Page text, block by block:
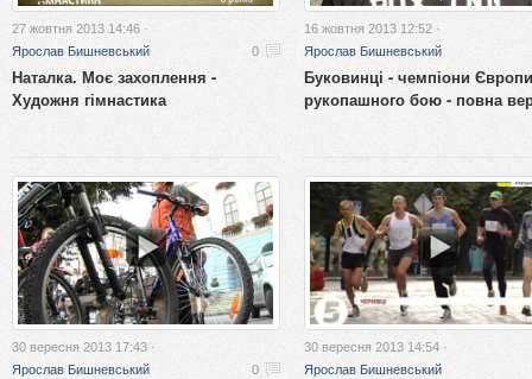
27 жовтня 2013 14:46 ·
Ярослав Бишневський
0
Наталка. Моє захоплення -
Художня гімнастика
16 жовтня 2013 12:52 ·
Ярослав Бишневський
Буковинці - чемпіони
рукопашного бою - повна
30 вересня 2013 17:43 ·
Ярослав Бишневський
0
30 вересня 2013 14:54 ·
Ярослав Бишневський